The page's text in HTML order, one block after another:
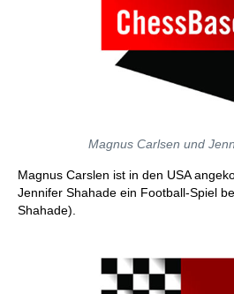
Magnus Carlsen und
Magnus Carslen ist in den USA
Jennifer Shahade ein Football-Spiel
Shahade).